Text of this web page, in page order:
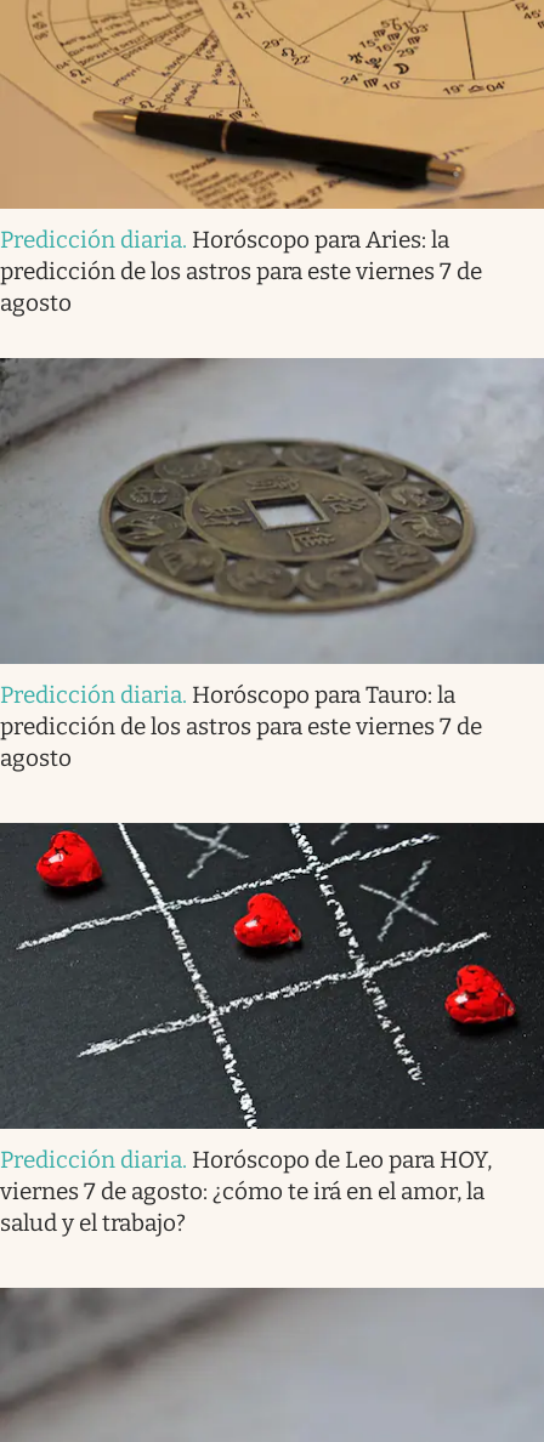
Predicción diaria. Horóscopo para Aries: la
predicción de los astros para este viernes 7 de
agosto
Predicción diaria. Horóscopo para Tauro: la
predicción de los astros para este viernes 7 de
agosto
Predicción diaria. Horóscopo de Leo para HOY,
viernes 7 de agosto: ¿cómo te irá en el amor, la
salud y el trabajo?